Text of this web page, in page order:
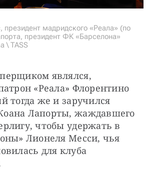
мадридского «Реала» (по
президент ФК «Барселона»
\ TASS
являлся,
«Реала» Флорентино
тогда же и заручился
Лапорты, жаждавшего
чтобы удержать в
Лионеля Месси, чья
для клуба